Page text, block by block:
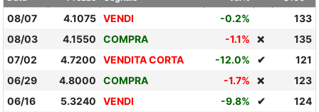
08/07 4.1075 VENDI -0.2%
133
08/03
4.1550 COMPRA -1.1% ❌
135
07/02
4.7200 VENDITA CORTA -12.0% ✔
121
06/29
4.8000 COMPRA -1.7% ❌
123
06/16
5.3240 VENDI -9.8% ✔
124